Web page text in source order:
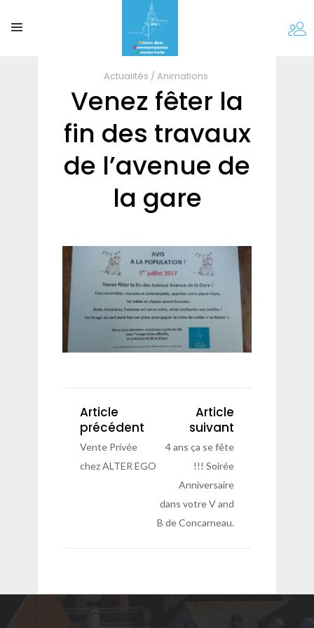
Actualités /Animations
Venez fêter la
fin des travaux
de l’avenue de
la gare
Article
précédent
Vente Privée
chez ALTER EGO
Article
suivant
4 ans ça se fête
!!! Soirée
Anniversaire
dans votre V and
B de Concarneau.